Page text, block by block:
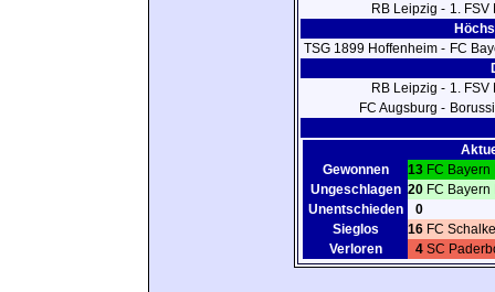
RB Leipzig - 1. FSV
TSG 1899 Hoffenheim - FC
RB Leipzig - 1. FSV
FC Augsburg -
Gewonnen
13 FC
Ungeschlagen 20 FC
Unentschieden
0
Sieglos
16 FC
Verloren
4 SC